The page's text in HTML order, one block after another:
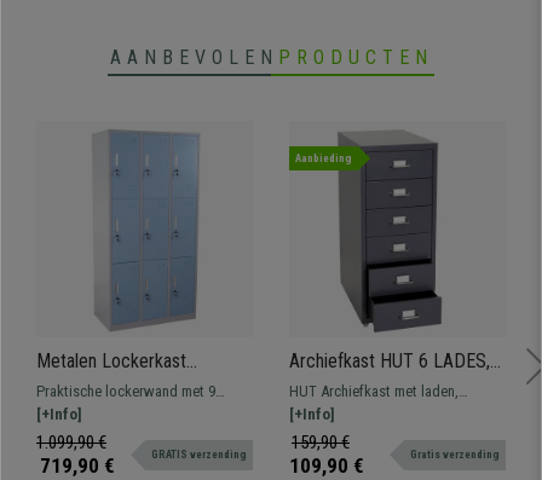
AANBEVOLEN PRODUCTEN
Metalen Lockerkast
EVELYN, 180x90x50 cm, 9
Kluisjes met Slot, Kleur
Blauw
Praktische lockerwand met 9
kluisjes met individueel slot.
Gemaakt van zeer stevig staal.
[+Info]
1.099,90 €
719,90 € GRATIS verzending
Aanbieding
Archiefkast HUT 6 LADES,
69x28x44 cm, van Staal,
Kleur Grijs
HUT Archiefkast met laden,
gemaakt van plaatstaal en met
grote opslagcapaciteit.
[+Info]
159,90 €
109,90 € Gratis verzending